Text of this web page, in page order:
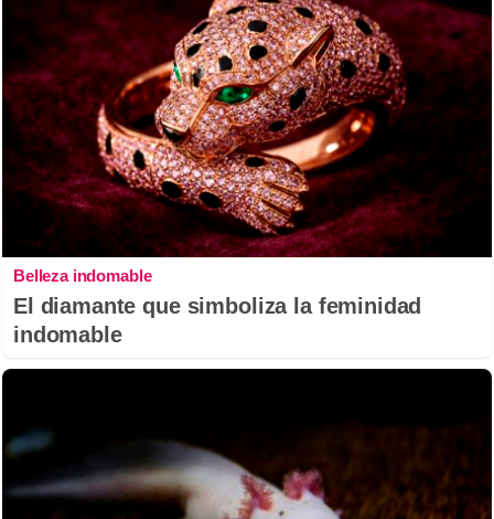
Belleza indomable
El diamante que simboliza la feminidad
indomable